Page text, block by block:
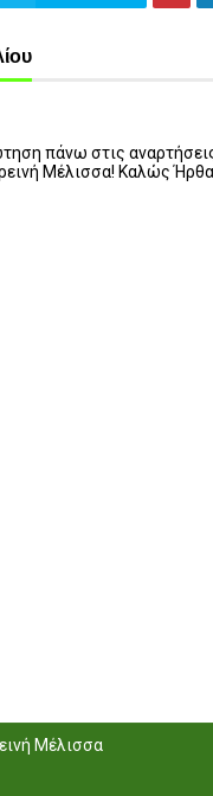
πάνω στις
Μέλισσα! Καλώς
Μέλισσα